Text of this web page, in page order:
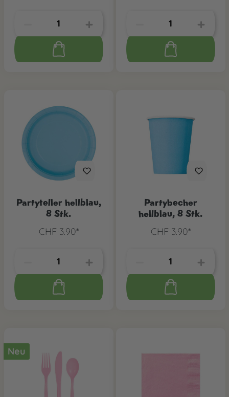
Partyteller hellblau,
8 Stk.
CHF 3.90*
Partybecher
hellblau, 8 Stk.
CHF 3.90*
Neu